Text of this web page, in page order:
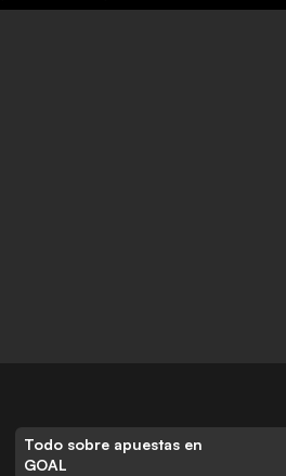
Todo sobre apuestas en
GOAL